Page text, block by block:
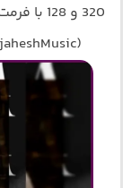
320 و 128 با فرمت MP3 با جهش موزیک ❤️ همراه باشید